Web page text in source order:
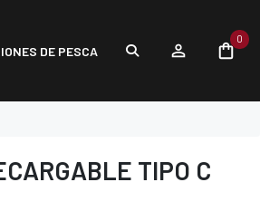
DE PESCA
0
TIPO C